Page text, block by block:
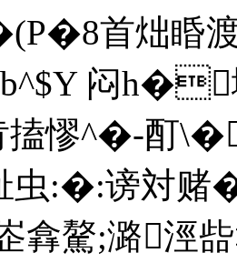
首炪睧渡
闷
^�-酊\�/
:�:谤対赌
搻驁;潞涇啙